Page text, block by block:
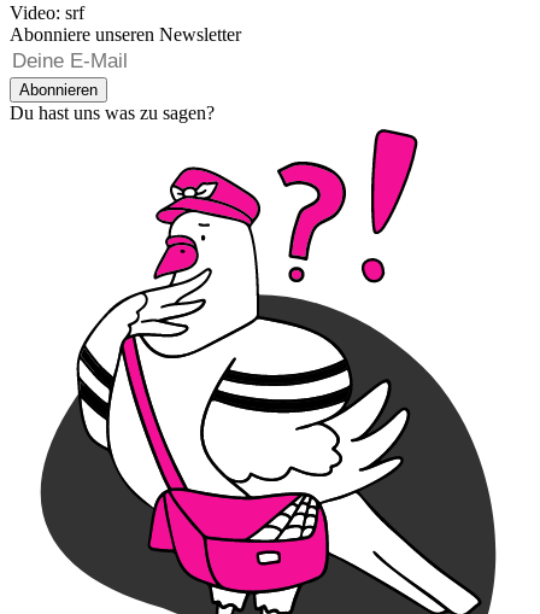
Video: srf
Abonniere unseren Newsletter
Abonnieren
Du hast uns was zu sagen?